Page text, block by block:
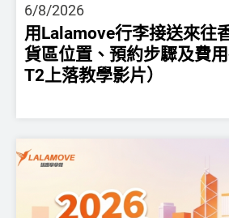
6/8/2026
用Lalamove行李接送來往
貨區位置、預約步驟及費
T2上落教學影片）